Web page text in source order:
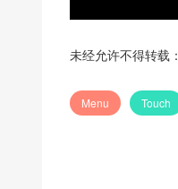
未经允许不得转载：
Menu Touch